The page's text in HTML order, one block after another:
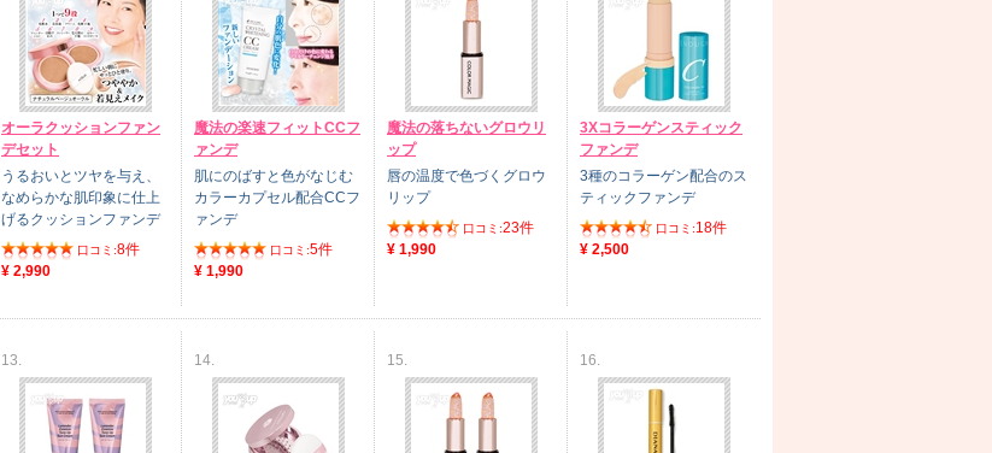
オーラクッションファン
デセット
うるおいとツヤを与え、
なめらかな肌印象に仕上
げるクッションファンデ
口コミ:8件
¥ 2,990
魔法の楽速フィットCCフ
ァンデ
肌にのばすと色がなじむ
カラーカプセル配合CCフ
ァンデ
口コミ:5件
¥ 1,990
魔法の落ちないグロウリ
ップ
唇の温度で色づくグロウ
リップ
口コミ:23件
¥ 1,990
3Xコラーゲンスティック
ファンデ
3種のコラーゲン配合のス
ティックファンデ
口コミ:18件
¥ 2,500
13. 14. 15. 16.